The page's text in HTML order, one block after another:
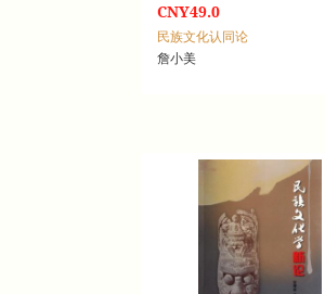
CNY49.0
民族文化认同论
詹小美